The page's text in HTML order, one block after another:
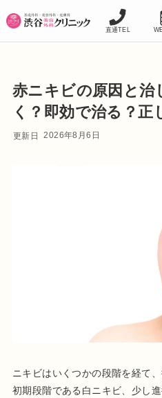
直通TEL
赤ニキビの原因と治
く？即効で治る？正
2026年8月6日
ニキビはいくつかの段階を経て
初期段階である白ニキビ、少し